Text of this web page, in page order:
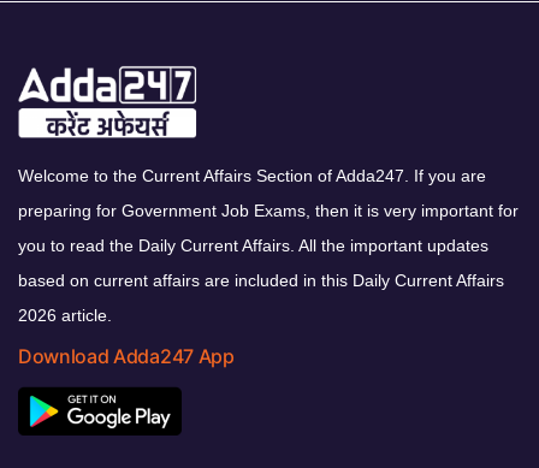
Welcome to the Current Affairs Section of Adda247. If you are
preparing for Government Job Exams, then it is very important for
you to read the Daily Current Affairs. All the important updates
based on current affairs are included in this Daily Current Affairs
2026 article.
Download Adda247 App